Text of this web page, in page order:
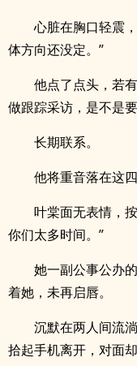
心脏在胸口轻震
体方向还没定。”
他点了点头，若
做跟踪采访，是不是
长期联系。
他将重音落在这四
叶棠面无表情，
你们太多时间。”
她一副公事公办
着她，未再启唇。
沉默在两人间流
拾起手机离开，对面